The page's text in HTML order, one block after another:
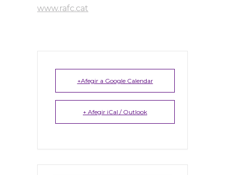
www.rafc.cat
+Afegir a Google Calendar
+ Afegir iCal / Outlook